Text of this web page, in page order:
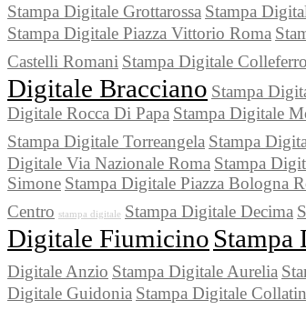
Stampa Digitale Grottarossa Stampa
Stampa Digitale Piazza Vittorio Roma
Castelli Romani Stampa Digitale Colleferro
Digitale Bracciano Stampa
Digitale Rocca Di Papa Stampa Digitale
Stampa Digitale Torreangela Stampa
Digitale Via Nazionale Roma Stampa
Simone Stampa Digitale Piazza Bologna
Centro stampa digitale Stampa Digitale Decima
Digitale Fiumicino Stampa
Digitale Anzio Stampa Digitale Aurelia
Digitale Guidonia Stampa Digitale